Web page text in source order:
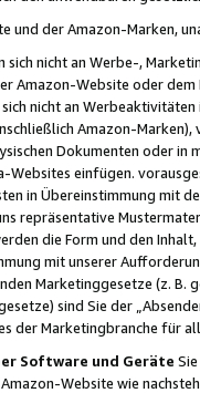
und der Amazon-Marken,
sich nicht an Werbe-,
Amazon-Website oder
nicht an
Amazon-
Dokumenten oder in
Websites einfügen.
in Übereinstimmung mit
repräsentative
die Form und den
mit unserer
Marketinggesetze (z. B.
sind Sie der
der Marketingbranche für
Software und Geräte
Website wie